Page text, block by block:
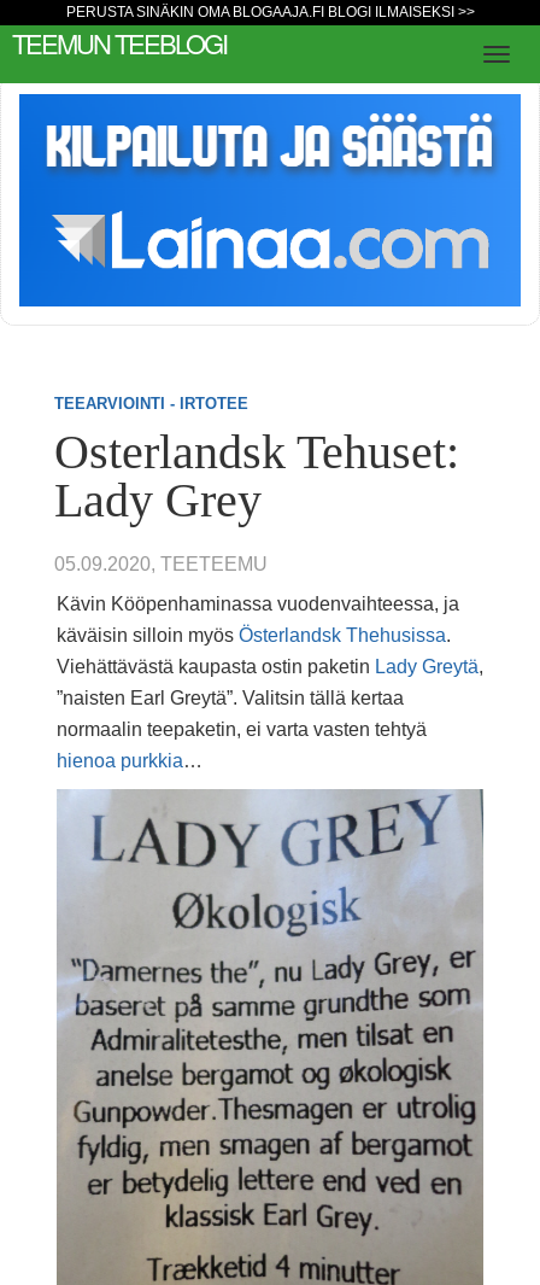
PERUSTA SINÄKIN OMA BLOGAAJA.FI BLOGI ILMAISEKSI >>
TEEMUN TEEBLOGI
TEEARVIOINTI - IRTOTEE
Osterlandsk Tehuset:
Lady Grey
05.09.2020, TEETEEMU
Kävin Kööpenhaminassa vuodenvaihteessa, ja
käväisin silloin myös Österlandsk Thehusissa.
Viehättävästä kaupasta ostin paketin Lady Greytä,
”naisten Earl Greytä”. Valitsin tällä kertaa
normaalin teepaketin, ei varta vasten tehtyä
hienoa purkkia…